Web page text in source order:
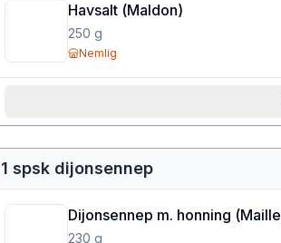
Havsalt (Maldon)
250 g
Nemlig
1 spsk dijonsennep
Dijonsennep m. honning (Maille
230 g